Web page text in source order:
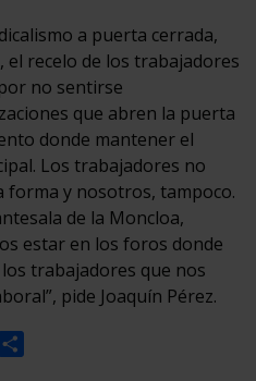
a puerta cerrada,
el recelo de los trabajadores
no sentirse
que abren la puerta
donde mantener el
Los trabajadores no
forma y nosotros, tampoco.
de la Moncloa,
estar en los foros donde
trabajadores que nos
pide Joaquín Pérez.
Email